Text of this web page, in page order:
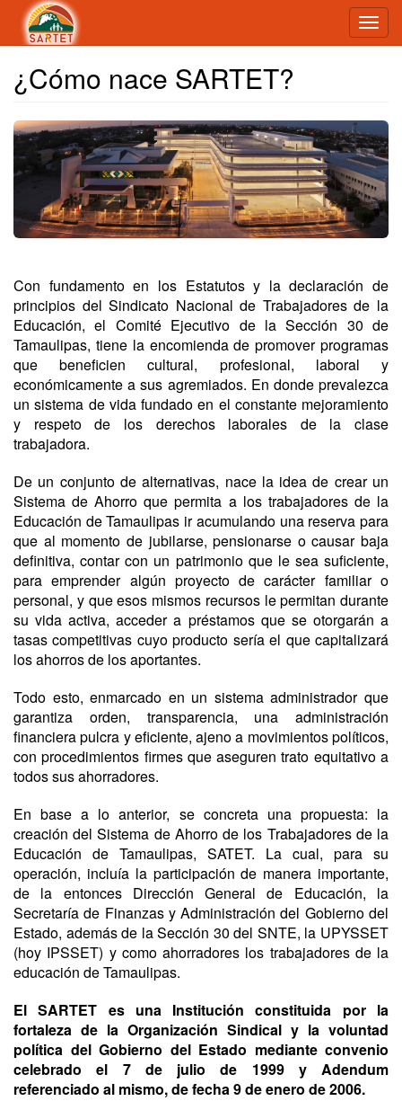
¿Cómo nace SARTET?
Con fundamento en los Estatutos y la declaración de
principios del Sindicato Nacional de Trabajadores de la
Educación, el Comité Ejecutivo de la Sección 30 de
Tamaulipas, tiene la encomienda de promover programas
que beneficien cultural, profesional, laboral y
económicamente a sus agremiados. En donde prevalezca
un sistema de vida fundado en el constante mejoramiento
y respeto de los derechos laborales de la clase
trabajadora.
De un conjunto de alternativas, nace la idea de crear un
Sistema de Ahorro que permita a los trabajadores de la
Educación de Tamaulipas ir acumulando una reserva para
que al momento de jubilarse, pensionarse o causar baja
definitiva, contar con un patrimonio que le sea suficiente,
para emprender algún proyecto de carácter familiar o
personal, y que esos mismos recursos le permitan durante
su vida activa, acceder a préstamos que se otorgarán a
tasas competitivas cuyo producto sería el que capitalizará
los ahorros de los aportantes.
Todo esto, enmarcado en un sistema administrador que
garantiza orden, transparencia, una administración
financiera pulcra y eficiente, ajeno a movimientos políticos,
con procedimientos firmes que aseguren trato equitativo a
todos sus ahorradores.
En base a lo anterior, se concreta una propuesta: la
creación del Sistema de Ahorro de los Trabajadores de la
Educación de Tamaulipas, SATET. La cual, para su
operación, incluía la participación de manera importante,
de la entonces Dirección General de Educación, la
Secretaría de Finanzas y Administración del Gobierno del
Estado, además de la Sección 30 del SNTE, la UPYSSET
(hoy IPSSET) y como ahorradores los trabajadores de la
educación de Tamaulipas.
El SARTET es una Institución constituida por la
fortaleza de la Organización Sindical y la voluntad
política del Gobierno del Estado mediante convenio
celebrado el 7 de julio de 1999 y Adendum
referenciado al mismo, de fecha 9 de enero de 2006.